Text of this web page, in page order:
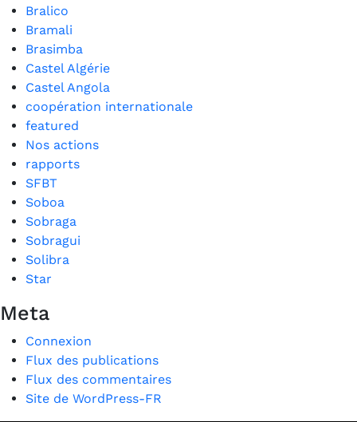
Bralico
Bramali
Brasimba
Castel Algérie
Castel Angola
coopération internationale
featured
Nos actions
rapports
SFBT
Soboa
Sobraga
Sobragui
Solibra
Star
Meta
Connexion
Flux des publications
Flux des commentaires
Site de WordPress-FR